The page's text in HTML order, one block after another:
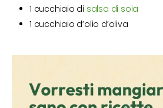
1 cucchiaio di salsa di soia
1 cucchiaio d’olio d’oliva